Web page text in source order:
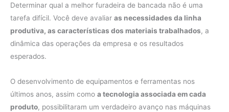
Determinar qual a melhor furadeira de bancada não é uma
tarefa difícil. Você deve avaliar as necessidades da linha
produtiva, as características dos materiais trabalhados, a
dinâmica das operações da empresa e os resultados
esperados.
O desenvolvimento de equipamentos e ferramentas nos
últimos anos, assim como a tecnologia associada em cada
produto, possibilitaram um verdadeiro avanço nas máquinas